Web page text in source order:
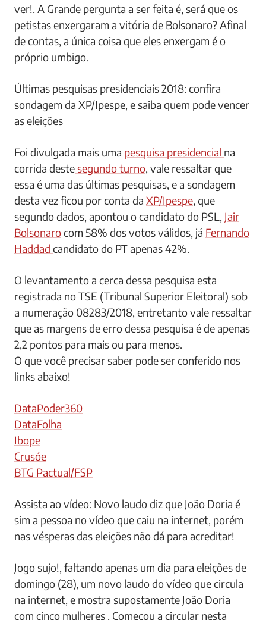
ver!. A Grande pergunta a ser feita é, será que os
petistas enxergaram a vitória de Bolsonaro? Afinal
de contas, a única coisa que eles enxergam é o
próprio umbigo.
Últimas pesquisas presidenciais 2018: confira
sondagem da XP/Ipespe, e saiba quem pode vencer
as eleições
Foi divulgada mais uma pesquisa presidencial na
corrida destesegundo turno, vale ressaltar que
essa é uma das últimas pesquisas, e a sondagem
desta vez ficou por conta da XP/Ipespe, que
segundo dados, apontou o candidato do PSL, Jair
Bolsonarocom 58% dos votos válidos, já Fernando
Haddad candidato do PT apenas 42%.
O levantamento a cerca dessa pesquisa esta
registrada no TSE (Tribunal Superior Eleitoral) sob
a numeração 08283/2018, entretanto vale ressaltar
que as margens de erro dessa pesquisa é de apenas
2,2 pontos para mais ou para menos.
O que você precisar saber pode ser conferido nos
links abaixo!
DataPoder360
DataFolha
Ibope
Crusóe
BTG Pactual/FSP
Assista ao vídeo: Novo laudo diz que João Doria é
sim a pessoa no vídeo que caiu na internet, porém
nas vésperas das eleições não dá para acreditar!
Jogo sujo!, faltando apenas um dia para eleições de
domingo (28), um novo laudo do vídeo que circula
na internet, e mostra supostamente João Doria
com cinco mulheres . Começou a circular nesta